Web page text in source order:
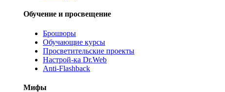
Обучение и просвещение
Брошюры
Обучающие курсы
Просветительские проекты
Настрой-ка Dr.Web
Anti-Flashback
Мифы